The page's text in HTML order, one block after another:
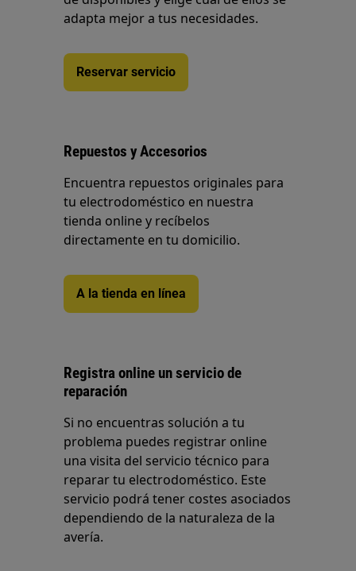
adapta mejor a tus necesidades.
Reservar servicio
Repuestos y Accesorios
Encuentra repuestos originales para
tu electrodoméstico en nuestra
tienda online y recíbelos
directamente en tu domicilio.
A la tienda en línea
Registra online un servicio de
reparación
Si no encuentras solución a tu
problema puedes registrar online
una visita del servicio técnico para
reparar tu electrodoméstico. Este
servicio podrá tener costes asociados
dependiendo de la naturaleza de la
avería.